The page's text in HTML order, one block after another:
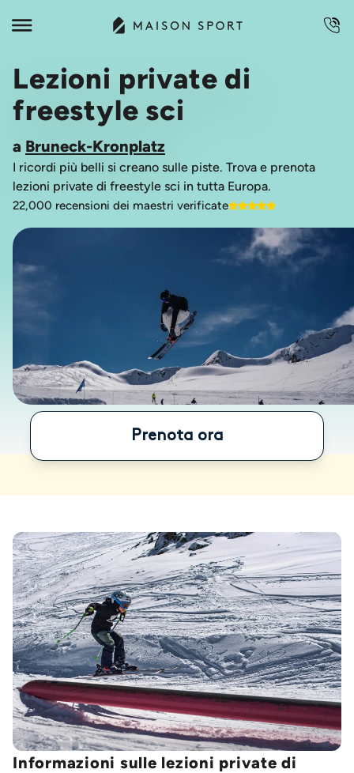
Lezioni private di
freestyle sci
a Bruneck-Kronplatz
I ricordi più belli si creano sulle piste. Trova e prenota
lezioni private di freestyle sci in tutta Europa.
22,000 recensioni dei maestri verificate
Prenota ora
Informazioni sulle lezioni private di